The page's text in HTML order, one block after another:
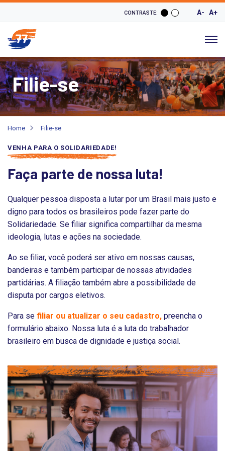
CONTRASTE: A- A+
Filie-se
Home Filie-se
VENHA PARA O SOLIDARIEDADE!
Faça parte de nossa luta!
Qualquer pessoa disposta a lutar por um Brasil mais justo e
digno para todos os brasileiros pode fazer parte do
Solidariedade. Se filiar significa compartilhar da mesma
ideologia, lutas e ações na sociedade.
Ao se filiar, você poderá ser ativo em nossas causas,
bandeiras e também participar de nossas atividades
partidárias. A filiação também abre a possibilidade de
disputa por cargos eletivos.
Para se filiar ou atualizar o seu cadastro, preencha o
formulário abaixo. Nossa luta é a luta do trabalhador
brasileiro em busca de dignidade e justiça social.